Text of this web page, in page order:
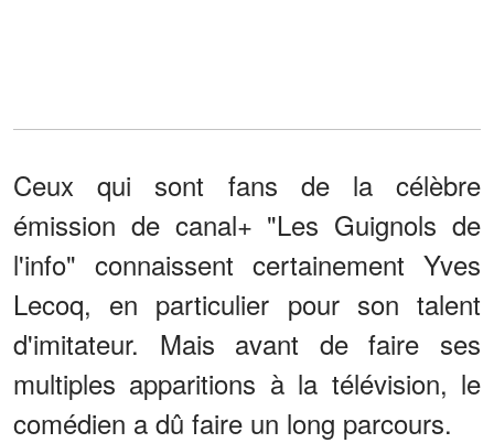
Ceux qui sont fans de la célèbre
émission de canal+ "Les Guignols de
l'info" connaissent certainement Yves
Lecoq, en particulier pour son talent
d'imitateur. Mais avant de faire ses
multiples apparitions à la télévision, le
comédien a dû faire un long parcours.